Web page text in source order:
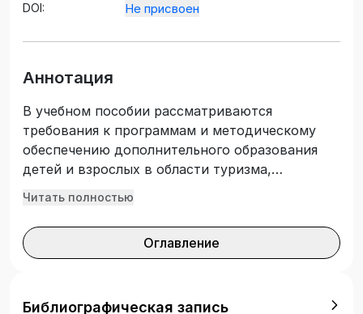
DOI:
Не присвоен
Аннотация
В учебном пособии рассматриваются
требования к программам и методическому
обеспечению дополнительного образования
детей и взрослых в области туризма,
физкультурно-оздоровительной и
особенности разработки общеобразовательных
общеразвивающих программ, методических
обучающихся очной и заочной форм обучения
Читать полностью
Оглавление
Библиографическая запись